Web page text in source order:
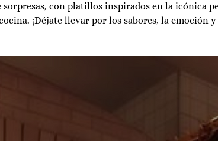
con platillos inspirados en la icónica
¡Déjate llevar por los sabores, la emoción